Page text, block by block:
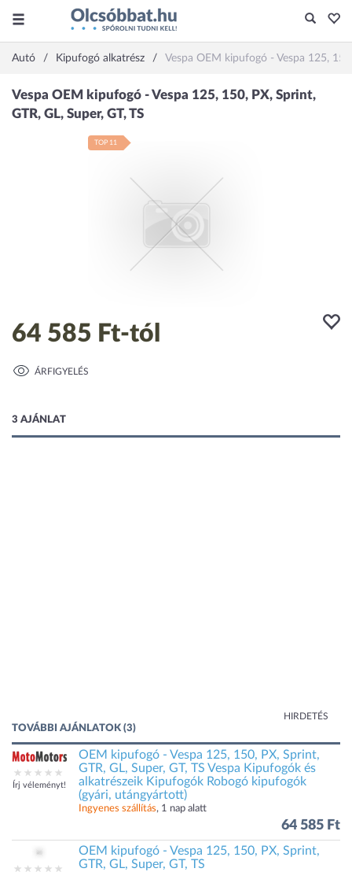
Autó Kipufogó alkatrész Vespa OEM kipufogó - Vespa 125,
TOP 11
64 585 Ft-tól
ÁRFIGYELÉS
3 AJÁNLAT
HIRDETÉS
TOVÁBBI AJÁNLATOK (3)
Írj véleményt!
OEM kipufogó - Vespa 125, 150, PX, Sprint,
GTR, GL, Super, GT, TS Vespa Kipufogók és
alkatrészeik Kipufogók Robogó kipufogók
(gyári, utángyártott)
Ingyenes szállítás, 1 nap alatt
64 585 Ft
OEM kipufogó - Vespa 125, 150, PX, Sprint,
GTR, GL, Super, GT, TS